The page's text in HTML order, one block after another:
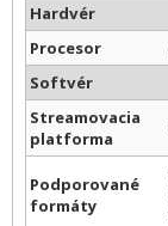
Hardvér
Procesor
Softvér
Streamovacia
platforma
Podporované
formáty